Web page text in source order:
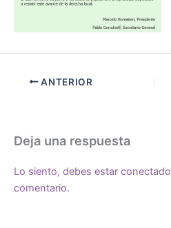
ANTERIOR
Deja una respuesta
Lo siento, debes estar conectado
comentario.